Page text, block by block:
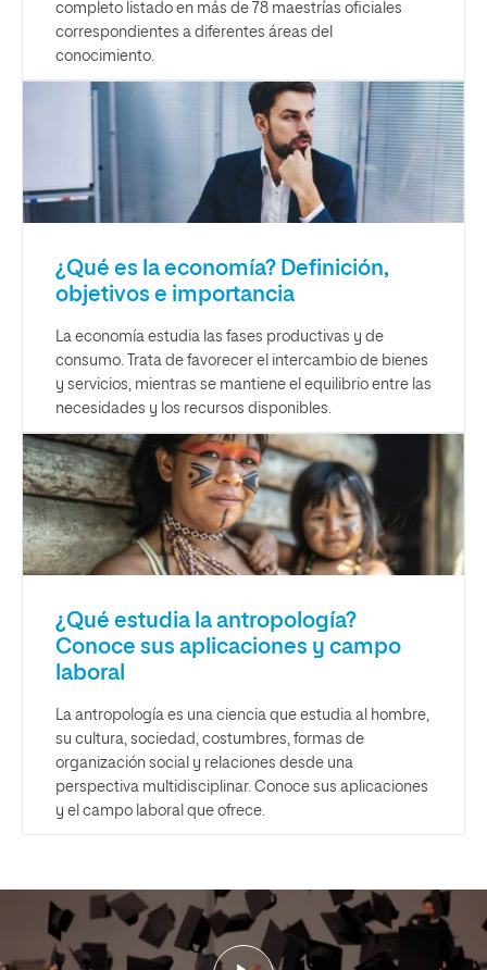
completo listado en más de 78 maestrías oficiales
correspondientes a diferentes áreas del
conocimiento.
¿Qué es la economía? Definición,
objetivos e importancia
La economía estudia las fases productivas y de
consumo. Trata de favorecer el intercambio de bienes
y servicios, mientras se mantiene el equilibrio entre las
necesidades y los recursos disponibles.
¿Qué estudia la antropología?
Conoce sus aplicaciones y campo
laboral
La antropología es una ciencia que estudia al hombre,
su cultura, sociedad, costumbres, formas de
organización social y relaciones desde una
perspectiva multidisciplinar. Conoce sus aplicaciones
y el campo laboral que ofrece.